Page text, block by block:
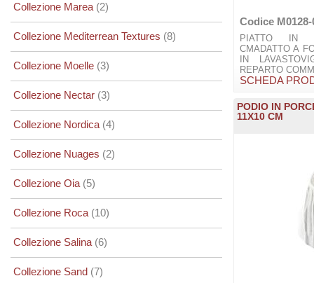
Collezione Marea (2)
Collezione Mediterrean Textures (8)
Collezione Moelle (3)
Collezione Nectar (3)
Collezione Nordica (4)
Collezione Nuages (2)
Collezione Oia (5)
Collezione Roca (10)
Collezione Salina (6)
Collezione Sand (7)
Codice M0128-
PIATTO IN
CMADATTO A
IN
REPARTO
SCHEDA
PODIO IN
11X10 CM